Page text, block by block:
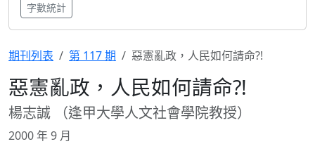
字數統計
期刊列表 第 117 期 惡憲亂政，人民如何請命?!
惡憲亂政，人民如何請命?!
楊志誠 （逢甲大學人文社會學院教授）
2000 年 9 月